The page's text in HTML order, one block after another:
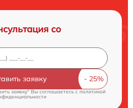
со
заявку
заявку" Вы соглашаетесь cполитикой